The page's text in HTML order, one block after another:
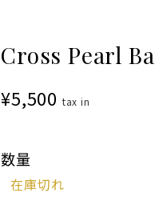
Cross Pearl
¥5,500 tax in
数量